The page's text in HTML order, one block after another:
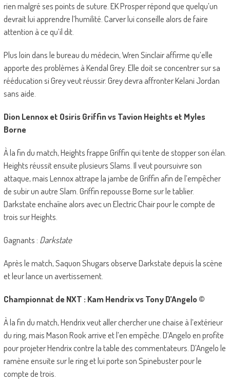
rien malgré ses points de suture. EK Prosper répond que quelqu’un
devrait lui apprendre l’humilité. Carver lui conseille alors de faire
attention à ce qu’il dit.
Plus loin dans le bureau du médecin, Wren Sinclair affirme qu’elle
apporte des problèmes à Kendal Grey. Elle doit se concentrer sur sa
rééducation si Grey veut réussir. Grey devra affronter Kelani Jordan
sans aide.
Dion Lennox et Osiris Griffin vs Tavion Heights et Myles
Borne
À la fin du match, Heights frappe Griffin qui tente de stopper son élan.
Heights réussit ensuite plusieurs Slams. Il veut poursuivre son
attaque, mais Lennox attrape la jambe de Griffin afin de l’empêcher
de subir un autre Slam. Griffin repousse Borne sur le tablier.
Darkstate enchaîne alors avec un Electric Chair pour le compte de
trois sur Heights.
Gagnants : Darkstate
Après le match, Saquon Shugars observe Darkstate depuis la scène
et leur lance un avertissement.
Championnat de NXT : Kam Hendrix vs Tony D’Angelo ©
À la fin du match, Hendrix veut aller chercher une chaise à l’extérieur
du ring, mais Mason Rook arrive et l’en empêche. D’Angelo en profite
pour projeter Hendrix contre la table des commentateurs. D’Angelo le
ramène ensuite sur le ring et lui porte son Spinebuster pour le
compte de trois.